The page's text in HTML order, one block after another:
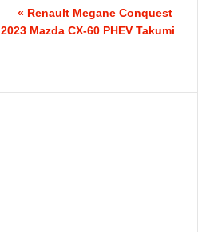
« Renault Megane Conquest
2023 Mazda CX-60 PHEV Takumi